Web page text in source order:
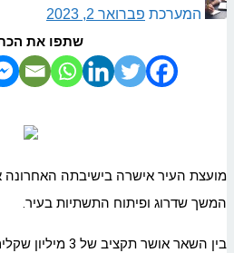
המערכת פברואר 2, 2023
שתפו את
מועצת העיר אישרה בישיבתה האחרונה
המשך שדרוג ופיתוח התשתיות בעיר.
בין השאר אושר